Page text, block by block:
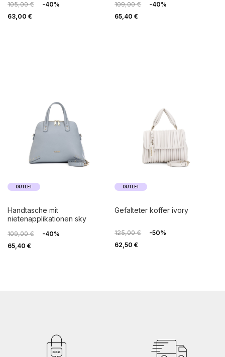
105,00 €
-40%
63,00 €
109,00 €
-40%
65,40 €
OUTLET
handtasche mit
nietenapplikationen sky
109,00 €
-40%
65,40 €
OUTLET
gefalteter koffer ivory
125,00 €
-50%
62,50 €